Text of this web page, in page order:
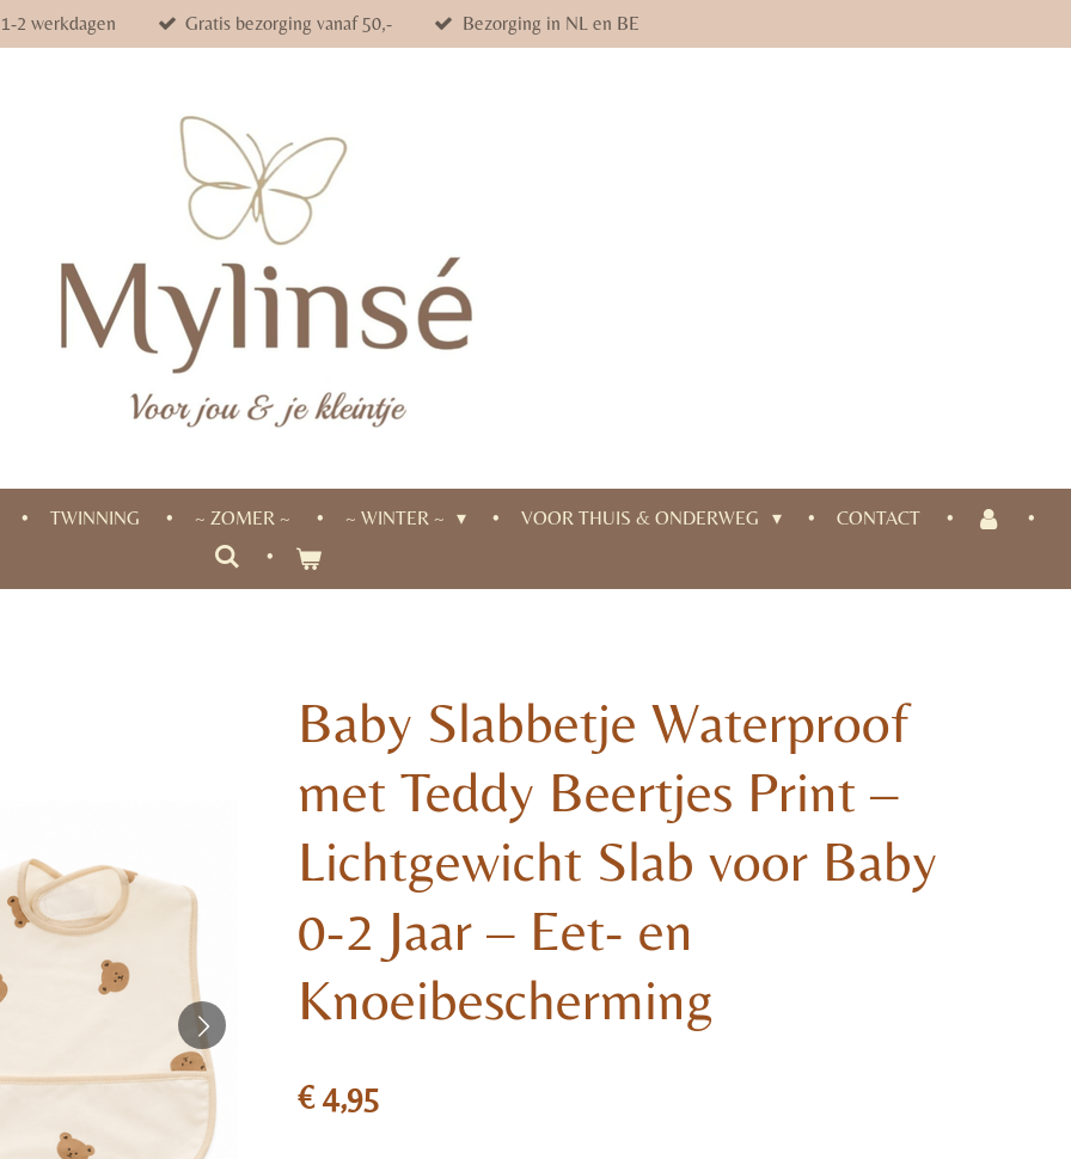
2 werkdagen Gratis bezorging vanaf 50,- Bezorging in NL en BE
TWINNING ~ ZOMER ~ ~ WINTER ~ VOOR THUIS & ONDERWEG CONTACT
Baby Slabbetje Waterproof
met Teddy Beertjes Print –
Lichtgewicht Slab voor Baby
0-2 Jaar – Eet- en
Knoeibescherming
€ 4,95